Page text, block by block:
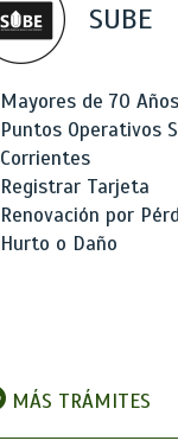
SUBE
Mayores de 70 Años
Puntos Operativos
Corrientes
Registrar Tarjeta
Renovación por
Hurto o Daño
MÁS TRÁMITES